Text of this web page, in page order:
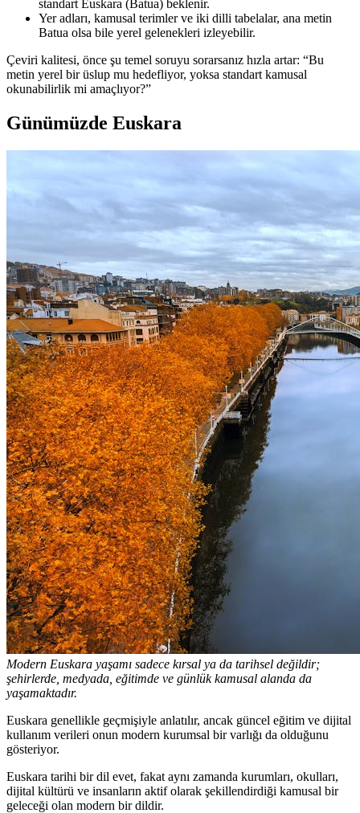
standart Euskara (Batua) beklenir.
Yer adları, kamusal terimler ve iki dilli tabelalar, ana metin
Batua olsa bile yerel gelenekleri izleyebilir.
Çeviri kalitesi, önce şu temel soruyu sorarsanız hızla artar: “Bu
metin yerel bir üslup mu hedefliyor, yoksa standart kamusal
okunabilirlik mi amaçlıyor?”
Günümüzde Euskara
Modern Euskara yaşamı sadece kırsal ya da tarihsel değildir;
şehirlerde, medyada, eğitimde ve günlük kamusal alanda da
yaşamaktadır.
Euskara genellikle geçmişiyle anlatılır, ancak güncel eğitim ve dijital
kullanım verileri onun modern kurumsal bir varlığı da olduğunu
gösteriyor.
Euskara tarihi bir dil evet, fakat aynı zamanda kurumları, okulları,
dijital kültürü ve insanların aktif olarak şekillendirdiği kamusal bir
geleceği olan modern bir dildir.